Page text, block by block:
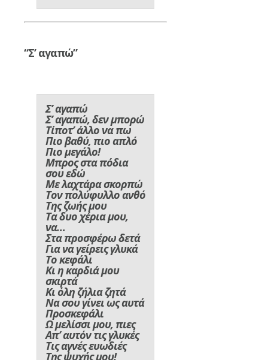
“Σ’ αγαπώ”
Σ’ αγαπώ
Σ’ αγαπώ, δεν μπορώ
Τίποτ’ άλλο να πω
Πιο βαθύ, πιο απλό
Πιο μεγάλο!
Μπρος στα πόδια
σου εδώ
Με λαχτάρα σκορπώ
Τον πολύφυλλο ανθό
Της ζωής μου
Τα δυο χέρια μου,
να…
Στα προσφέρω δετά
Για να γείρεις γλυκά
Το κεφάλι
Κι η καρδιά μου
σκιρτά
Κι όλη ζήλια ζητά
Να σου γίνει ως αυτά
Προσκεφάλι
Ω μελίσσι μου, πιες
Απ’ αυτόν τις γλυκές
Τις αγνές ευωδιές
Της ψυχής μου!